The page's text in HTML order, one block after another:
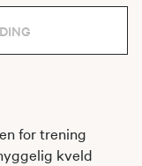
for trening
kveld